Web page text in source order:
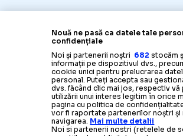
Nouă ne pasă ca datele tale
confidențiale
Noi și partenerii noștri 682 stocăm
informații pe dispozitivul dvs.,
cookie unici pentru prelucrarea
personal. Puteți accepta sau
dvs. făcând clic mai jos, respectiv
utilizării unui interes legitim în orice
pagina cu politica de
vor fi raportate partenerilor noștri și
navigarea. Mai multe detalii
Noi si partenerii nostri (retelele de